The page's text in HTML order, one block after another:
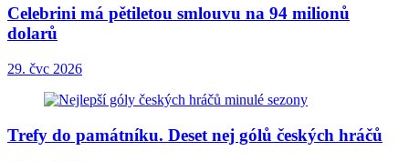
Celebrini má pětiletou smlouvu na 94 milionů
dolarů
29. čvc 2026
Trefy do památníku. Deset nej gólů českých hráčů